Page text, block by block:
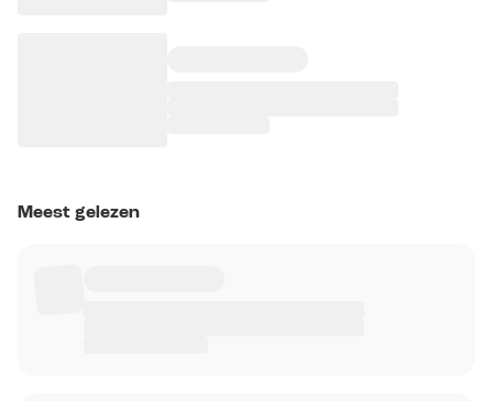
Meest gelezen